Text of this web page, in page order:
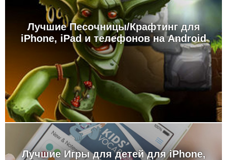
Лучшие Песочницы/Крафтинг для
iPhone, iPad и телефонов на Android
Лучшие Игры для детей для iPhone,